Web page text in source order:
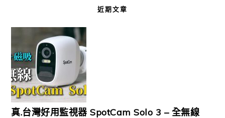
近期文章
真.台灣好用監視器 SpotCam Solo 3 – 全無線